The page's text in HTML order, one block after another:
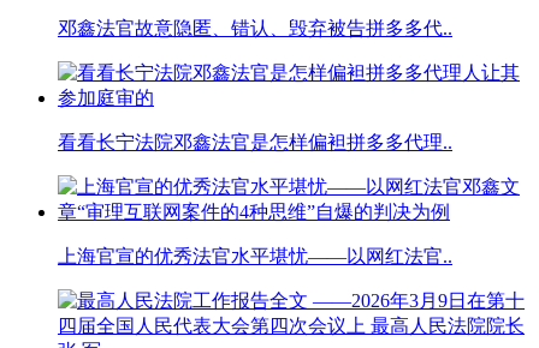
邓鑫法官故意隐匿、错认、毁弃被告拼多多代..
看看长宁法院邓鑫法官是怎样偏袒拼多多代理..
上海官宣的优秀法官水平堪忧——以网红法官..